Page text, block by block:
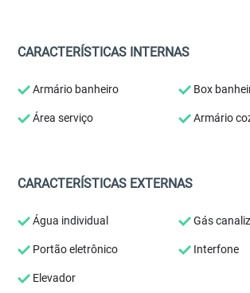
CARACTERÍSTICAS INTERNAS
Armário banheiro Box
Área serviço Armário
CARACTERÍSTICAS EXTERNAS
Água individual Gás
Portão eletrônico Interfone
Elevador